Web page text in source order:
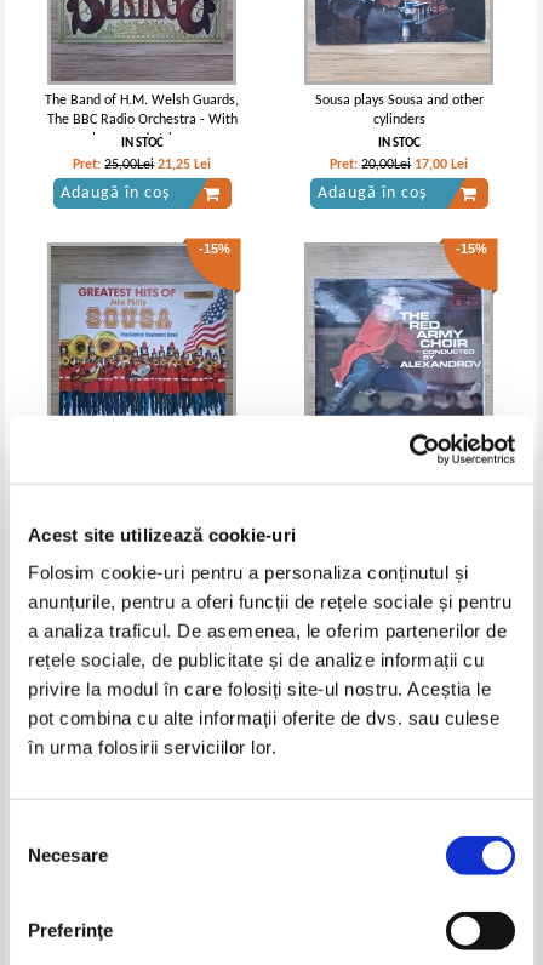
Acest site utilizează cookie-uri
Folosim cookie-uri pentru a personaliza conținutul și
anunțurile, pentru a oferi funcții de rețele sociale și pentru
a analiza traficul. De asemenea, le oferim partenerilor de
rețele sociale, de publicitate și de analize informații cu
privire la modul în care folosiți site-ul nostru. Aceștia le
pot combina cu alte informații oferite de dvs. sau culese
în urma folosirii serviciilor lor.
consimțământului
Necesare
Preferinţe
The Band of H.M. Welsh Guards,
The BBC Radio Orchestra - With
brass and strings
IN STOC
Pret:25,00Lei 21,25 Lei
Adaugă în coș
Sousa plays Sousa and other
cylinders
IN STOC
Pret:20,00Lei 17,00 Lei
Adaugă în coș
-15%
The greatest hits of John Philip
Sousa
Pret:20,00Lei 17,00 Lei
Adaugă în coș
-15%
Pret: 25,00Lei 21,25 Lei
Adaugă în coș
-15%
Scots Guards - Songs from the
-15%
The CWS Manchester Band -